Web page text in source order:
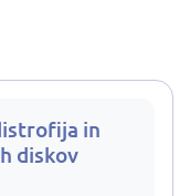
in
diskov